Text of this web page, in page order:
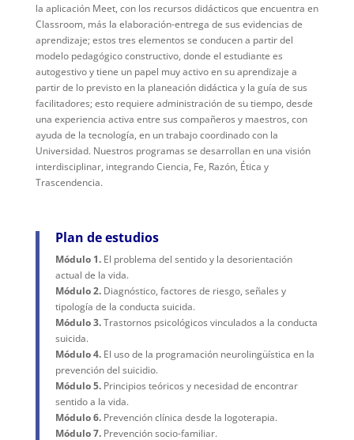
la aplicación Meet, con los recursos didácticos que encuentra en
Classroom, más la elaboración-entrega de sus evidencias de
aprendizaje; estos tres elementos se conducen a partir del
modelo pedagógico constructivo, donde el estudiante es
autogestivo y tiene un papel muy activo en su aprendizaje a
partir de lo previsto en la planeación didáctica y la guía de sus
facilitadores; esto requiere administración de su tiempo, desde
una experiencia activa entre sus compañeros y maestros, con
ayuda de la tecnología, en un trabajo coordinado con la
Universidad. Nuestros programas se desarrollan en una visión
interdisciplinar, integrando Ciencia, Fe, Razón, Ética y
Trascendencia.
Plan de estudios
Módulo 1.El problema del sentido y la desorientación
actual de la vida.
Módulo 2.Diagnóstico, factores de riesgo, señales y
tipología de la conducta suicida.
Módulo 3.Trastornos psicológicos vinculados a la conducta
suicida.
Módulo 4.El uso de la programación neurolingüística en la
prevención del suicidio.
Módulo 5.Principios teóricos y necesidad de encontrar
sentido a la vida.
Módulo 6.Prevención clínica desde la logoterapia.
Módulo 7.Prevención socio-familiar.